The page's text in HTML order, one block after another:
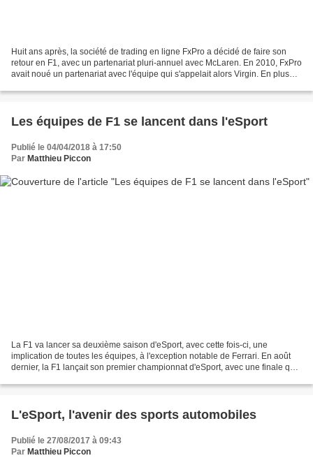
Huit ans après, la société de trading en ligne FxPro a décidé de faire son
retour en F1, avec un partenariat pluri-annuel avec McLaren. En 2010, FxPro
avait noué un partenariat avec l'équipe qui s'appelait alors Virgin. En plus
Les équipes de F1 se lancent dans l'eSport
Publié le 04/04/2018 à 17:50
Par Matthieu Piccon
La F1 va lancer sa deuxième saison d'eSport, avec cette fois-ci, une
implication de toutes les équipes, à l'exception notable de Ferrari. En août
dernier, la F1 lançait son premier championnat d'eSport, avec une finale qui
L'eSport, l'avenir des sports automobiles
Publié le 27/08/2017 à 09:43
Par Matthieu Piccon